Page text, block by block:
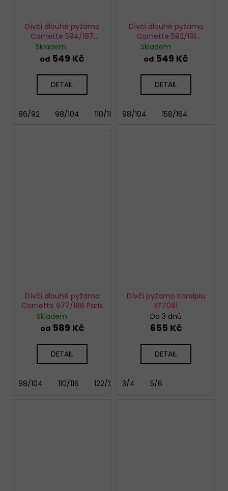
Dívčí dlouhé pyžamo
Cornette 594/187
Bears
Skladem
od 549 Kč
DETAIL
86/92 98/104 110/116 122/128 134/140
Dívčí dlouhé pyžamo
Cornette 592/191
Panther
Skladem
od 549 Kč
DETAIL
98/104 158/164
Dívčí dlouhé pyžamo
Cornette 977/188 Paris
Skladem
od589 Kč
DETAIL
98/104 110/116 122/128 146/152
Dívčí pyžamo Karelpiu
KF7081
Do 3 dnů
655 Kč
DETAIL
3/4 5/6